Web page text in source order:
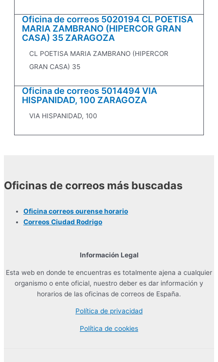
Oficina de correos 5020194 CL POETISA
MARIA ZAMBRANO (HIPERCOR GRAN
CASA) 35 ZARAGOZA
CL POETISA MARIA ZAMBRANO (HIPERCOR
GRAN CASA) 35
Oficina de correos 5014494 VIA
HISPANIDAD, 100 ZARAGOZA
VIA HISPANIDAD, 100
Oficinas de correos más buscadas
Oficina correos ourense horario
Correos Ciudad Rodrigo
Información Legal
Esta web en donde te encuentras es totalmente ajena a cualquier
organismo o ente oficial, nuestro deber es dar información y
horarios de las oficinas de correos de España.
Política de privacidad
Política de cookies